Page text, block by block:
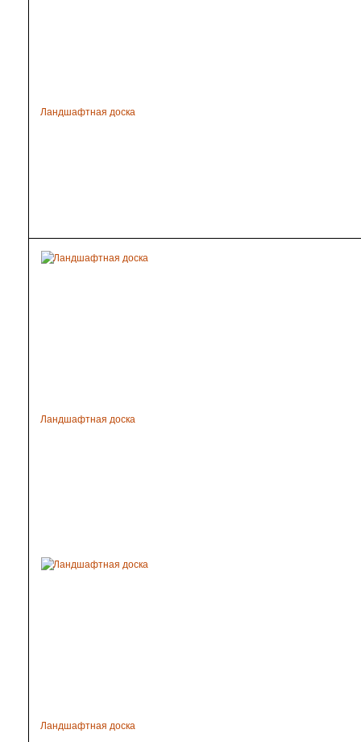
Ландшафтная доска
Ландшафтная доска
Ландшафтная доска